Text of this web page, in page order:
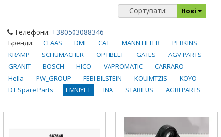
Сортувати: Нові
Телефони: +380503088346
Бренди: CLAAS DMI CAT MANN FILTER
PERKINS
KRAMP
SCHUMACHER OPTIBELT GATES
AGV PARTS
GRANIT
BOSCH HICO VAPROMATIC
CARRARO
Hella
PW_GROUP FEBI BILSTEIN KOUIMTZIS
KOYO
DT Spare Parts
EMNIYET INA STABILUS AGRI PARTS